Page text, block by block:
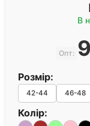
В
Опт:
Розмір:
42-44 46-48
Колір: